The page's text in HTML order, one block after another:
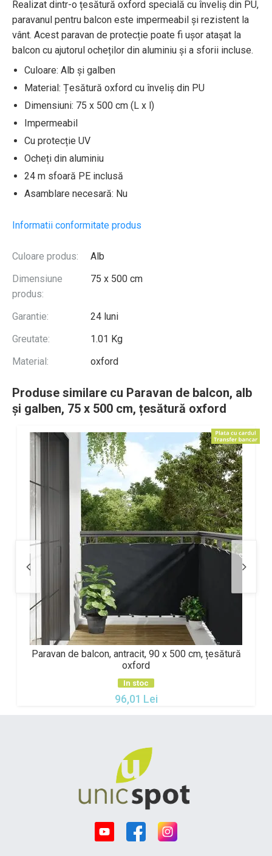
Realizat dintr-o țesătură oxford specială cu înveliș din PU,
paravanul pentru balcon este impermeabil și rezistent la
vânt. Acest paravan de protecție poate fi ușor atașat la
balcon cu ajutorul ocheților din aluminiu și a sforii incluse.
Culoare: Alb și galben
Material: Țesătură oxford cu înveliș din PU
Dimensiuni: 75 x 500 cm (L x l)
Impermeabil
Cu protecție UV
Ocheți din aluminiu
24 m sfoară PE inclusă
Asamblare necesară: Nu
Informatii conformitate produs
Culoare produs:
Alb
Dimensiune
produs:
75 x 500 cm
Garantie:
24 luni
Greutate:
1.01 Kg
Material:
oxford
Produse similare cu Paravan de balcon, alb
și galben, 75 x 500 cm, țesătură oxford
Paravan de balcon, antracit, 90 x 500 cm, țesătură
oxford
In stoc
96,01 Lei